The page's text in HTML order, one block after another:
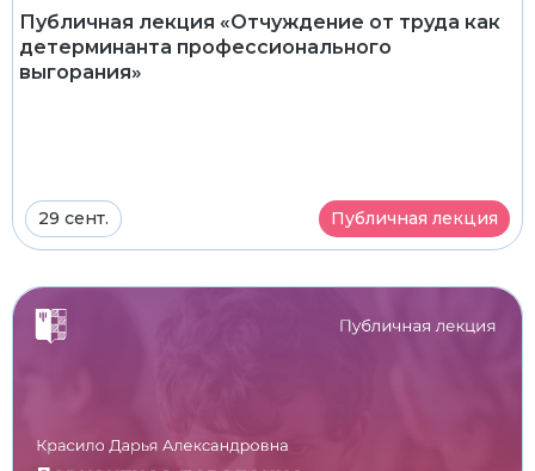
Публичная лекция «Отчуждение от труда как
детерминанта профессионального
выгорания»
29 сент. Публичная лекция